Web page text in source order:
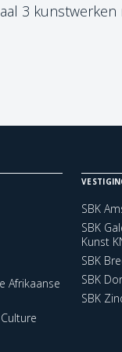
3
Afrikaanse
SBK
SBK
Kunst
SBK
SBK
SBK